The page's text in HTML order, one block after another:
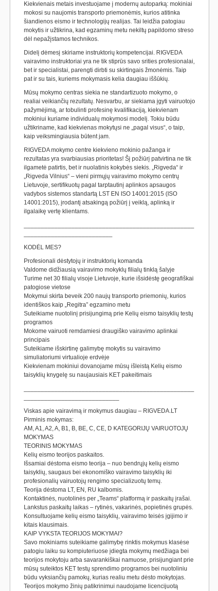
Kiekvienais metais investuojame į modernų autoparką: mokiniai
mokosi su naujomis transporto priemonėmis, kurios atitinka
šiandienos eismo ir technologijų realijas. Tai leidžia patogiau
mokytis ir užtikrina, kad egzaminų metu nekiltų papildomo streso
dėl nepažįstamos technikos.
Didelį dėmesį skiriame instruktorių kompetencijai. RIGVEDA
vairavimo instruktoriai yra ne tik stiprūs savo srities profesionalai,
bet ir specialistai, parengti dirbti su skirtingais žmonėmis. Taip
pat ir su tais, kuriems mokymasis kelia daugiau iššūkių.
Mūsų mokymo centras siekia ne standartizuoto mokymo, o
realiai veikiančių rezultatų. Nesvarbu, ar siekiama įgyti vairuotojo
pažymėjimą, ar tobulinti profesinę kvalifikaciją, kiekvienam
mokiniui kuriame individualų mokymosi modelį. Tokiu būdu
užtikriname, kad kiekvienas mokytųsi ne „pagal visus“, o taip,
kaip veiksmingiausia būtent jam.
RIGVEDA mokymo centre kiekvieno mokinio pažanga ir
rezultatas yra svarbiausias prioritetas! Šį požiūrį patvirtina ne tik
ilgametė patirtis, bet ir nuolatinis kokybės siekis. „Rigveda“ ir
„Rigveda Vilnius“ – vieni pirmųjų vairavimo mokymo centrų
Lietuvoje, sertifikuotų pagal tarptautinį aplinkos apsaugos
vadybos sistemos standartą LST EN ISO 14001:2015 (ISO
14001:2015), įrodantį atsakingą požiūrį į veiklą, aplinką ir
ilgalaikę vertę klientams.
KODĖL MES?
Profesionali dėstytojų ir instruktorių komanda
Valdome didžiausią vairavimo mokyklų filialų tinklą šalyje
Turime net 30 filialų visoje Lietuvoje, kurie išsidėstę geografiškai
patogiose vietose
Mokymui skirta beveik 200 naujų transporto priemonių, kurios
identiškos kaip „Regitra” egzamino metu
Suteikiame nuotolinį prisijungimą prie Kelių eismo taisyklių testų
programos
Mokome vairuoti remdamiesi draugiško vairavimo aplinkai
principais
Suteikiame išskirtinę galimybę mokytis su vairavimo
simuliatoriumi virtualioje erdvėje
Kiekvienam mokiniui dovanojame mūsų išleistą Kelių eismo
taisyklių knygelę su naujausiais KET pakeitimais
Viskas apie vairavimą ir mokymus daugiau – RIGVEDA.LT
Pirminis mokymas:
AM, A1, A2, A, B1, B, BE, C, CE, D KATEGORIJŲ VAIRUOTOJŲ
MOKYMAS
TEORINIS MOKYMAS
Kelių eismo teorijos paskaitos.
Išsamiai dėstoma eismo teorija – nuo bendrųjų kelių eismo
taisyklių, saugaus bei ekonomiško vairavimo taisyklių iki
profesionalių vairuotojų rengimo specializuotų temų.
Teorija dėstoma LT, EN, RU kalbomis.
Kontaktinės, nuotolinės per „Teams“ platformą ir paskaitų įrašai.
Lankstus paskaitų laikas – rytinės, vakarinės, popietinės grupės.
Konsultuojame kelių eismo taisyklių, vairavimo teisės įgijimo ir
kitais klausimais.
KAIP VYKSTA TEORIJOS MOKYMAI?
Savo mokiniams suteikiame galimybę rinktis mokymus klasėse
patogiu laiku su kompiuteriuose įdiegta mokymų medžiaga bei
teorijos mokytoju arba savarankiškai namuose, prisijungiant prie
mūsų suteiktos KET testų sprendimo programos bei nuotoliniu
būdu vyksiančių pamokų, kurias realiu metu dėsto mokytojas.
Teorijos mokymo žinių patikrinimui naudojame licencijuotą